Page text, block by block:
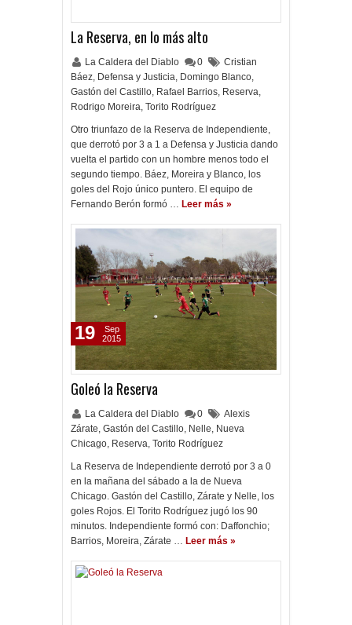
La Reserva, en lo más alto
La Caldera del Diablo 0
Cristian
Báez, Defensa y Justicia, Domingo Blanco,
Gastón del Castillo, Rafael Barrios, Reserva,
Rodrigo Moreira, Torito Rodríguez
Otro triunfazo de la Reserva de Independiente,
que derrotó por 3 a 1 a Defensa y Justicia dando
vuelta el partido con un hombre menos todo el
segundo tiempo. Báez, Moreira y Blanco, los
goles del Rojo único puntero. El equipo de
Fernando Berón formó … Leer más »
Goleó la Reserva
La Caldera del Diablo 0
Alexis
Zárate, Gastón del Castillo, Nelle, Nueva
Chicago, Reserva, Torito Rodríguez
La Reserva de Independiente derrotó por 3 a 0
en la mañana del sábado a la de Nueva
Chicago. Gastón del Castillo, Zárate y Nelle, los
goles Rojos. El Torito Rodríguez jugó los 90
minutos. Independiente formó con: Daffonchio;
Barrios, Moreira, Zárate … Leer más »
19
Sep
2015